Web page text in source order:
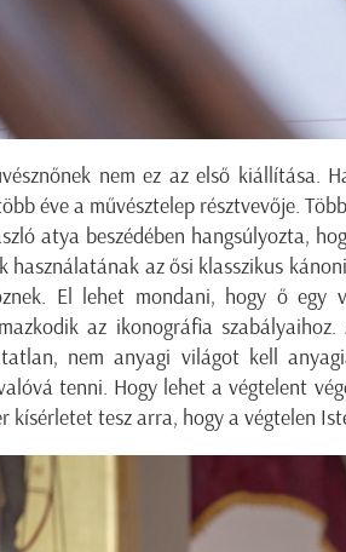
nem ez az első kiállítása.
éve a művésztelep résztvevője.
atya beszédében hangsúlyozta,
használatának az ősi klasszikus
El lehet mondani, hogy ő egy
az ikonográfia
nem anyagi világot kell
tenni. Hogy lehet a végtelent
kísérletet tesz arra, hogy a végtelen